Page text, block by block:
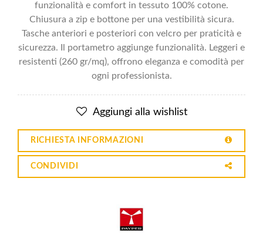
funzionalità e comfort in tessuto 100% cotone.
Chiusura a zip e bottone per una vestibilità sicura.
Tasche anteriori e posteriori con velcro per praticità e
sicurezza. Il portametro aggiunge funzionalità. Leggeri e
resistenti (260 gr/mq), offrono eleganza e comodità per
ogni professionista.
Aggiungi alla wishlist
RICHIESTA INFORMAZIONI
CONDIVIDI